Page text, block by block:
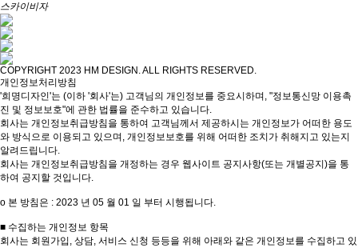
스카이비자
COPYRIGHT 2023 HM DESIGN. ALL RIGHTS RESERVED.
개인정보처리방침
'희명디자인'는 (이하 '회사'는) 고객님의 개인정보를 중요시하며, "정보통신망 이용촉
진 및 정보보호"에 관한 법률을 준수하고 있습니다.
회사는 개인정보취급방침을 통하여 고객님께서 제공하시는 개인정보가 어떠한 용도
와 방식으로 이용되고 있으며, 개인정보보호를 위해 어떠한 조치가 취해지고 있는지
알려드립니다.
회사는 개인정보취급방침을 개정하는 경우 웹사이트 공지사항(또는 개별공지)을 통
하여 공지할 것입니다.
ο 본 방침은 : 2023 년 05 월 01 일 부터 시행됩니다.
■ 수집하는 개인정보 항목
회사는 회원가입, 상담, 서비스 신청 등등을 위해 아래와 같은 개인정보를 수집하고 있